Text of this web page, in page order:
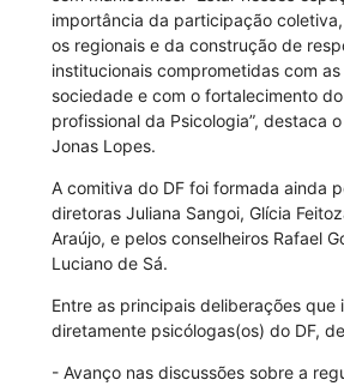
importância da participação
os regionais e da construção de
institucionais comprometidas com
sociedade e com o fortalecimento
profissional da Psicologia”, destaca
Jonas Lopes.
A comitiva do DF foi formada ainda
diretoras Juliana Sangoi, Glícia
Araújo, e pelos conselheiros Rafael
Luciano de Sá.
Entre as principais deliberações que
diretamente psicólogas(os) do DF,
- Avanço nas discussões sobre a